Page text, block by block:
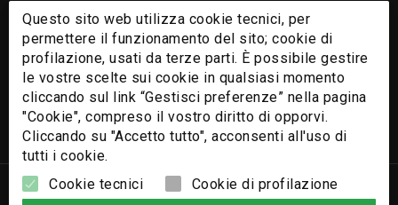
Chi Siamo
Contatti
Cookie
Privacy Policy
© 2026 - Nomi e immagini di sistemi e prodotti che appaiono
Questo sito web utilizza cookie tecnici, per
permettere il funzionamento del sito; cookie di
profilazione, usati da terze parti. È possibile gestire
le vostre scelte sui cookie in qualsiasi momento
cliccando sul link “Gestisci preferenze” nella pagina
"Cookie", compreso il vostro diritto di opporvi.
Cliccando su "Accetto tutto", acconsenti all'uso di
tutti i cookie.
Cookie tecnici
Cookie di profilazione